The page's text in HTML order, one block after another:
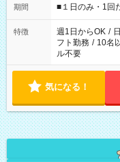
げるお仕事も！ ご希望のお時間に合わせてご紹介！ ※シフトは
ください！
期間 ■１日のみ・1回
特徴 週1日からOK /
フト勤務 / 10名
ル不要
気になる！